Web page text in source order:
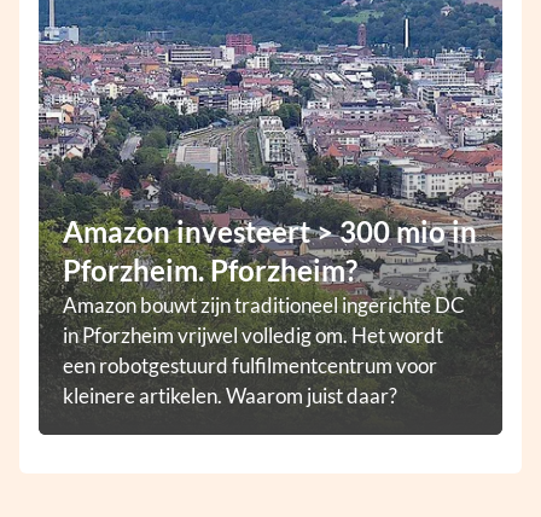
Amazon investeert > 300 mio in
Pforzheim. Pforzheim?
Amazon bouwt zijn traditioneel ingerichte DC
in Pforzheim vrijwel volledig om. Het wordt
een robotgestuurd fulfilmentcentrum voor
kleinere artikelen. Waarom juist daar?